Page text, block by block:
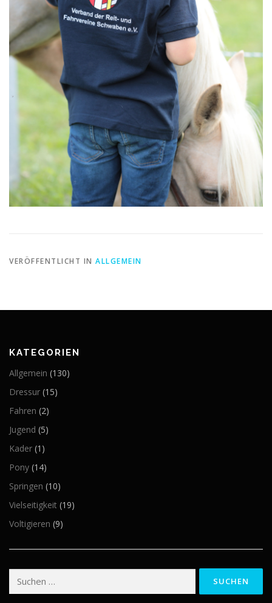
VERÖFFENTLICHT IN ALLGEMEIN
KATEGORIEN
Allgemein (130)
Dressur (15)
Fahren (2)
Jugend (5)
Kader (1)
Pony (14)
Springen (10)
Vielseitigkeit (19)
Voltigieren (9)
Suchen